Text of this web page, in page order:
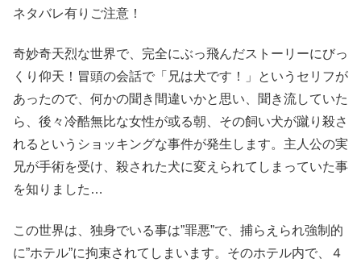
ネタバレ有りご注意！
奇妙奇天烈な世界で、完全にぶっ飛んだストーリーにびっ
くり仰天！冒頭の会話で「兄は犬です！」というセリフが
あったので、何かの聞き間違いかと思い、聞き流していた
ら、後々冷酷無比な女性が或る朝、その飼い犬が蹴り殺さ
れるというショッキングな事件が発生します。主人公の実
兄が手術を受け、殺された犬に変えられてしまっていた事
を知りました…
この世界は、独身でいる事は”罪悪”で、捕らえられ強制的
に”ホテル”に拘束されてしまいます。そのホテル内で、４